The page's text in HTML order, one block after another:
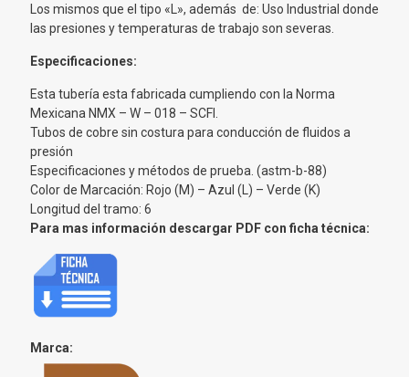
Los mismos que el tipo «L», además de: Uso Industrial donde
las presiones y temperaturas de trabajo son severas.
Especificaciones:
Esta tubería esta fabricada cumpliendo con la Norma
Mexicana NMX – W – 018 – SCFI.
Tubos de cobre sin costura para conducción de fluidos a
presión
Especificaciones y métodos de prueba. (astm-b-88)
Color de Marcación: Rojo (M) – Azul (L) – Verde (K)
Longitud del tramo: 6
Para mas información descargar PDF con ficha técnica:
Marca: